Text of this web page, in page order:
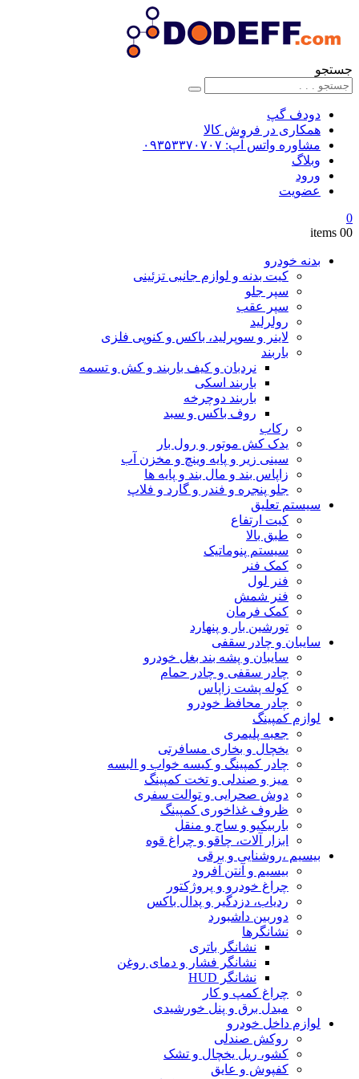
جستجو
دودف گپ
همکاری در فروش کالا
مشاوره واتس آپ: ۰۹۳۵۳۳۷۰۷۰۷
وبلاگ
ورود
عضویت
0
00 items
بدنه خودرو
کیت بدنه و لوازم جانبی تزئینی
سپر جلو
سپر عقب
رولرلید
لاینر و سوپرلید، باکس و کنوپی فلزی
باربند
نردبان و کیف باربند و کش و تسمه
باربند اسکی
باربند دوچرخه
روف باکس و سبد
رکاب
یدک کش موتور و رول بار
سینی زیر و پایه وینچ و مخزن آب
زاپاس بند و مال بند و پایه ها
جلو پنجره و فندر و گارد و فلاپ
سیستم تعلیق
کیت ارتفاع
طبق بالا
سیستم پنوماتیک
کمک فنر
فنر لول
فنر شمش
کمک فرمان
تورشین بار و پنهارد
سایبان و چادر سقفی
سایبان و پشه بند بغل خودرو
چادر سقفی و چادر حمام
کوله پشت زاپاس
چادر محافظ خودرو
لوازم کمپینگ
جعبه پلیمری
یخچال و بخاری مسافرتی
چادر کمپینگ و کیسه خواب و البسه
میز و صندلی و تخت کمپینگ
دوش صحرایی و توالت سفری
ظروف غذاخوری کمپینگ
باربیکیو و ساج و منقل
ابزار آلات، چاقو و چراغ قوه
بیسیم ،روشنایی و برقی
بیسیم و آنتن آفرود
چراغ خودرو و پروژکتور
ردیاب، دزدگیر و پدال باکس
دوربین داشبورد
نشانگرها
نشانگر باتری
نشانگر فشار و دمای روغن
نشانگر HUD
چراغ کمپ و کار
مبدل برق و پنل خورشیدی
لوازم داخل خودرو
روکش صندلی
کشو، ریل یخچال و تشک
کفپوش و عایق